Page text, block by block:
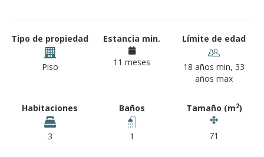
Tipo de propiedad
Piso
Estancia min.
11 meses
Límite de edad
18 años min, 33
años max
Habitaciones
3
Baños
1
Tamaño (m2)
71